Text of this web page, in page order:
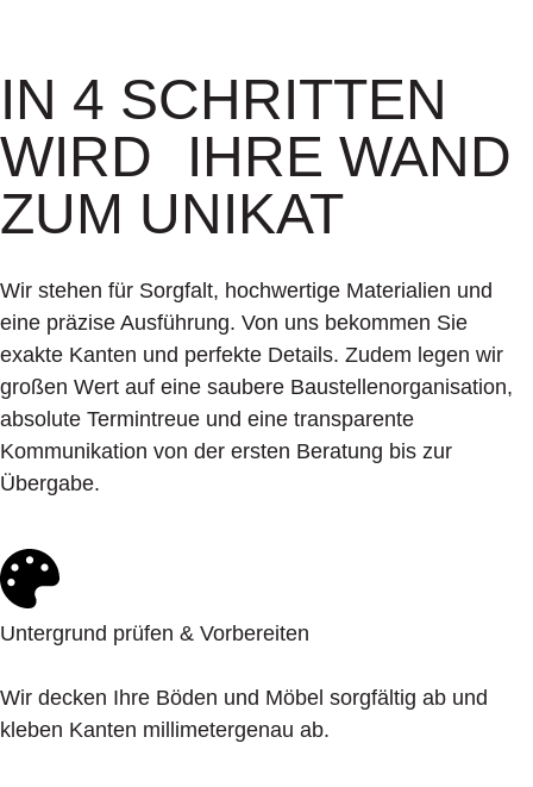
IN 4 SCHRITTEN
WIRD IHRE WAND
ZUM UNIKAT
Wir stehen für Sorgfalt, hochwertige Materialien und
eine präzise Ausführung. Von uns bekommen Sie
exakte Kanten und perfekte Details. Zudem legen wir
großen Wert auf eine saubere Baustellenorganisation,
absolute Termintreue und eine transparente
Kommunikation von der ersten Beratung bis zur
Übergabe.
Untergrund prüfen & Vorbereiten
Wir decken Ihre Böden und Möbel sorgfältig ab und
kleben Kanten millimetergenau ab.